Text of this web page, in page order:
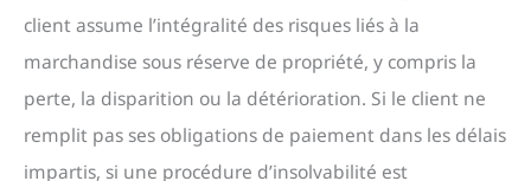
client assume l’intégralité des risques liés à la
marchandise sous réserve de propriété, y compris la
perte, la disparition ou la détérioration. Si le client ne
remplit pas ses obligations de paiement dans les délais
impartis, si une procédure d’insolvabilité est